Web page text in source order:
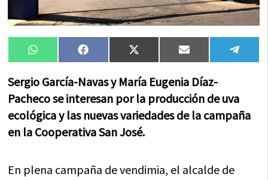
Compartir
en
WhatsAppCompartir
en
FacebookCompartir
en
X
(Twitter)
Compartir
en
Email
en
Sergio García-Navas y María Eugenia Díaz-
Pacheco se interesan por la producción de uva
ecológica y las nuevas variedades de la campaña
en la Cooperativa San José.
En plena campaña de vendimia, el alcalde de